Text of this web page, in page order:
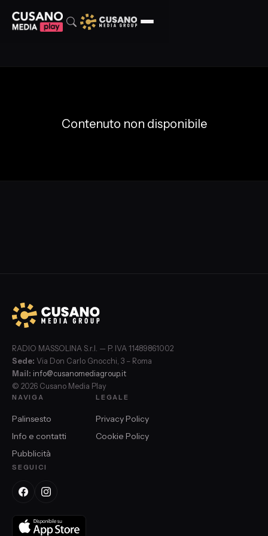
Contenuto non disponibile
RADIO MASSOLINA S.r.l. — P. IVA 11489861002
Sede: Via Don Carlo Gnocchi, 3 – Roma
Mail: info@cusanomediagroup.it
© 2026 Cusano Media Play
NAVIGA
Palinsesto
Info e contatti
Pubblicità
LEGALE
Privacy Policy
Cookie Policy
SEGUICI